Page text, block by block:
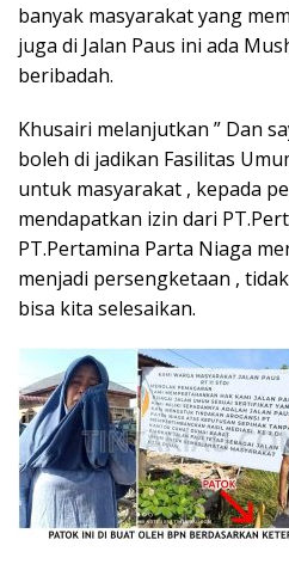
banyak masyarakat yang
juga di Jalan Paus ini ada
beribadah.
Khusairi melanjutkan ” Dan
boleh di jadikan Fasilitas
untuk masyarakat , kepada
mendapatkan izin dari
PT.Pertamina Parta Niaga
menjadi persengketaan ,
bisa kita selesaikan.